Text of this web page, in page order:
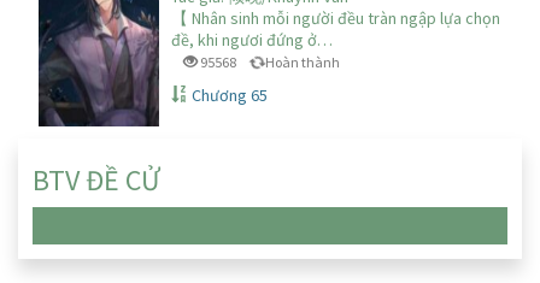
【 Nhân sinh mỗi người đều tràn ngập lựa chọn
đề, khi ngươi đứng ở…
95568 Hoàn thành
Chương 65
BTV ĐỀ CỬ